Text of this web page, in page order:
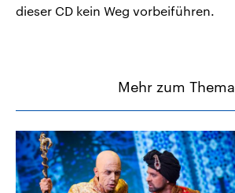
dieser CD kein Weg vorbeiführen.
Mehr zum Thema